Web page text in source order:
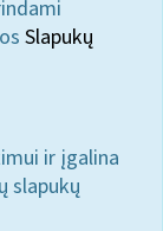
Slapukų
ir įgalina
slapukų